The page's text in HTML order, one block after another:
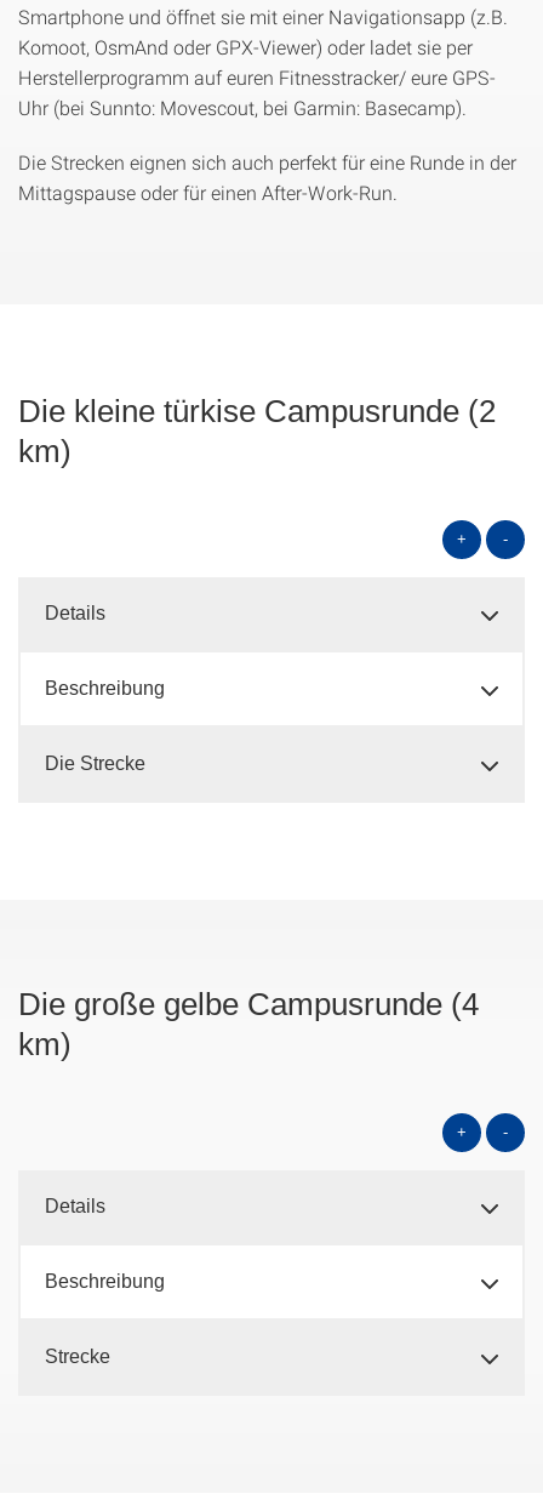
Smartphone und öffnet sie mit einer Navigationsapp (z.B.
Komoot, OsmAnd oder GPX-Viewer) oder ladet sie per
Herstellerprogramm auf euren Fitnesstracker/ eure GPS-
Uhr (bei Sunnto: Movescout, bei Garmin: Basecamp).
Die Strecken eignen sich auch perfekt für eine Runde in der
Mittagspause oder für einen After-Work-Run.
Die kleine türkise Campusrunde (2
km)
+ -
Details
Beschreibung
Die Strecke
Die große gelbe Campusrunde (4
km)
+ -
Details
Beschreibung
Strecke